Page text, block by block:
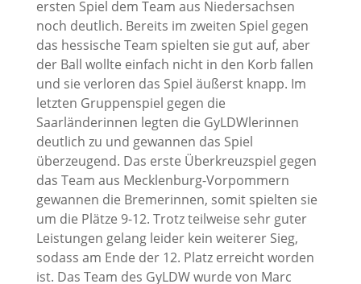
ersten Spiel dem Team aus Niedersachsen
noch deutlich. Bereits im zweiten Spiel gegen
das hessische Team spielten sie gut auf, aber
der Ball wollte einfach nicht in den Korb fallen
und sie verloren das Spiel äußerst knapp. Im
letzten Gruppenspiel gegen die
Saarländerinnen legten die GyLDWlerinnen
deutlich zu und gewannen das Spiel
überzeugend. Das erste Überkreuzspiel gegen
das Team aus Mecklenburg-Vorpommern
gewannen die Bremerinnen, somit spielten sie
um die Plätze 9-12. Trotz teilweise sehr guter
Leistungen gelang leider kein weiterer Sieg,
sodass am Ende der 12. Platz erreicht worden
ist. Das Team des GyLDW wurde von Marc